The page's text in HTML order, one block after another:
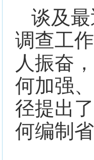
谈及
调查工
人振奋
何加强
径提出
何编制